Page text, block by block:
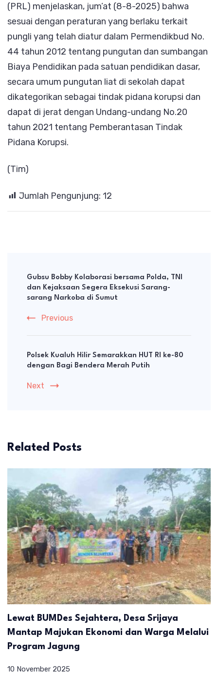
(PRL) menjelaskan, jum’at (8-8-2025) bahwa
sesuai dengan peraturan yang berlaku terkait
pungli yang telah diatur dalam Permendikbud No.
44 tahun 2012 tentang pungutan dan sumbangan
Biaya Pendidikan pada satuan pendidikan dasar,
secara umum pungutan liat di sekolah dapat
dikategorikan sebagai tindak pidana korupsi dan
dapat di jerat dengan Undang-undang No.20
tahun 2021 tentang Pemberantasan Tindak
Pidana Korupsi.
(Tim)
Jumlah Pengunjung: 12
Navigation
Gubsu Bobby Kolaborasi bersama Polda, TNI
dan Kejaksaan Segera Eksekusi Sarang-
sarang Narkoba di Sumut
Previous
Polsek Kualuh Hilir Semarakkan HUT RI ke-80
dengan Bagi Bendera Merah Putih
Next
Related Posts
Lewat BUMDes Sejahtera, Desa Srijaya
Mantap Majukan Ekonomi dan Warga Melalui
Program Jagung
10 November 2025